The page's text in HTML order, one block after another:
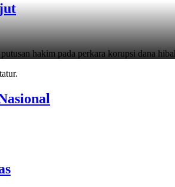
hakim pada perkara korupsi dana